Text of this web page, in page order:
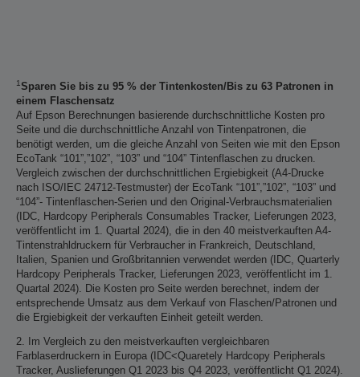
1Sparen Sie bis zu 95 % der Tintenkosten/Bis zu 63 Patronen in
einem Flaschensatz
Auf Epson Berechnungen basierende durchschnittliche Kosten pro
Seite und die durchschnittliche Anzahl von Tintenpatronen, die
benötigt werden, um die gleiche Anzahl von Seiten wie mit den Epson
EcoTank “101”,”102”, “103” und “104” Tintenflaschen zu drucken.
Vergleich zwischen der durchschnittlichen Ergiebigkeit (A4-Drucke
nach ISO/IEC 24712-Testmuster) der EcoTank “101”,”102”, “103” und
“104”- Tintenflaschen-Serien und den Original-Verbrauchsmaterialien
(IDC, Hardcopy Peripherals Consumables Tracker, Lieferungen 2023,
veröffentlicht im 1. Quartal 2024), die in den 40 meistverkauften A4-
Tintenstrahldruckern für Verbraucher in Frankreich, Deutschland,
Italien, Spanien und Großbritannien verwendet werden (IDC, Quarterly
Hardcopy Peripherals Tracker, Lieferungen 2023, veröffentlicht im 1.
Quartal 2024). Die Kosten pro Seite werden berechnet, indem der
entsprechende Umsatz aus dem Verkauf von Flaschen/Patronen und
die Ergiebigkeit der verkauften Einheit geteilt werden.
2. Im Vergleich zu den meistverkauften vergleichbaren
Farblaserdruckern in Europa (IDC<Quaretely Hardcopy Peripherals
Tracker, Auslieferungen Q1 2023 bis Q4 2023, veröffentlicht Q1 2024).